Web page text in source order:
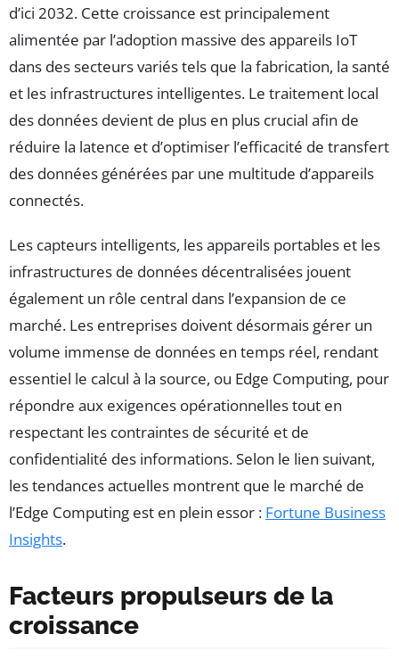
d’ici 2032. Cette croissance est principalement
alimentée par l’adoption massive des appareils IoT
dans des secteurs variés tels que la fabrication, la santé
et les infrastructures intelligentes. Le traitement local
des données devient de plus en plus crucial afin de
réduire la latence et d’optimiser l’efficacité de transfert
des données générées par une multitude d’appareils
connectés.
Les capteurs intelligents, les appareils portables et les
infrastructures de données décentralisées jouent
également un rôle central dans l’expansion de ce
marché. Les entreprises doivent désormais gérer un
volume immense de données en temps réel, rendant
essentiel le calcul à la source, ou Edge Computing, pour
répondre aux exigences opérationnelles tout en
respectant les contraintes de sécurité et de
confidentialité des informations. Selon le lien suivant,
les tendances actuelles montrent que le marché de
l’Edge Computing est en plein essor : Fortune Business
Insights.
Facteurs propulseurs de la
croissance